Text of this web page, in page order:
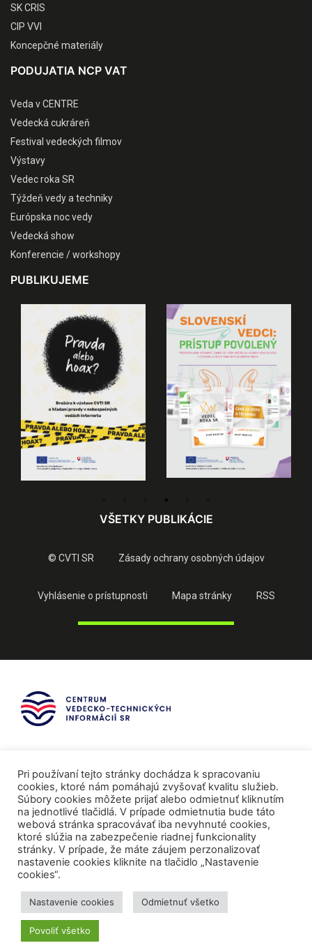
SK CRIS
CIP VVI
Koncepčné materiály
PODUJATIA NCP VAT
Veda v CENTRE
Vedecká cukráreň
Festival vedeckých filmov
Výstavy
Vedec roka SR
Týždeň vedy a techniky
Európska noc vedy
Vedecká show
Konferencie / workshopy
PUBLIKUJEME
VŠETKY PUBLIKÁCIE
© CVTI SR Zásady ochrany osobných údajov
Vyhlásenie o prístupnosti Mapa stránky RSS
Mediálni partneri
Pri používaní tejto stránky dochádza k spracovaniu
cookies, ktoré nám pomáhajú zvyšovať kvalitu služieb.
Súbory cookies môžete prijať alebo odmietnuť kliknutím
na jednotlivé tlačidlá. V prípade odmietnutia bude táto
webová stránka spracovávať iba nevyhnuté cookies,
ktoré slúžia na zabezpečenie riadnej funkcionality
stránky. V prípade, že máte záujem perzonalizovať
nastavenie cookies kliknite na tlačidlo „Nastavenie
cookies“.
Nastavenie cookies Odmietnuť všetko
Povoliť všetko